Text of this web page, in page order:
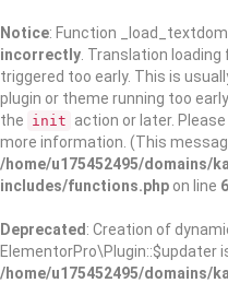
Notice: Function
incorrectly . Translation
triggered too early. This is
plugin or theme running too
the init action or later.
more information. (This
/home/u175452495/domains/
includes/functions.php on line
Deprecated : Creation of
ElementorPro\Plugin::$updater
/home/u175452495/domains/